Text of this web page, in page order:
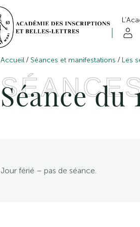
Accueil / Séances et manifestations / Les
Séance du
Jour férié – pas de séance.